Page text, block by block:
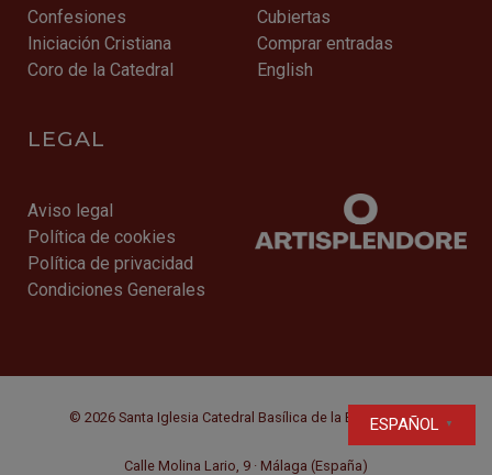
Confesiones
Iniciación Cristiana
Coro de la Catedral
Cubiertas
Comprar entradas
English
LEGAL
Aviso legal
Política de cookies
Política de privacidad
Condiciones Generales
© 2026 Santa Iglesia Catedral Basílica de la Encarnación
Calle Molina Lario, 9 · Málaga (España)
ESPAÑOL ▼